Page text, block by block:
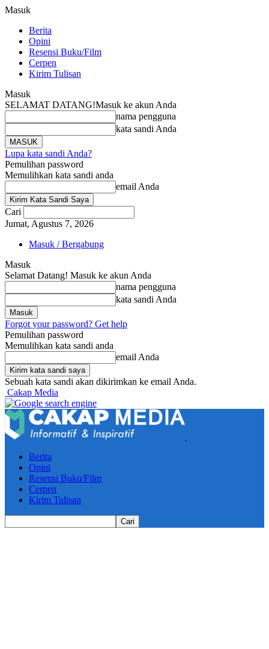
Masuk
Berita
Opini
Resensi Buku/Film
Cerpen
Kirim Tulisan
Masuk
SELAMAT DATANG!Masuk ke akun Anda
nama pengguna
kata sandi Anda
Lupa kata sandi Anda?
Pemulihan password
Memulihkan kata sandi anda
email Anda
Cari
Jumat, Agustus 7, 2026
Masuk / Bergabung
Masuk
Selamat Datang! Masuk ke akun Anda
nama pengguna
kata sandi Anda
Forgot your password? Get help
Pemulihan password
Memulihkan kata sandi anda
email Anda
Sebuah kata sandi akan dikirimkan ke email Anda.
Cakap Media
Berita
Opini
Resensi Buku/Film
Cerpen
Kirim Tulisan